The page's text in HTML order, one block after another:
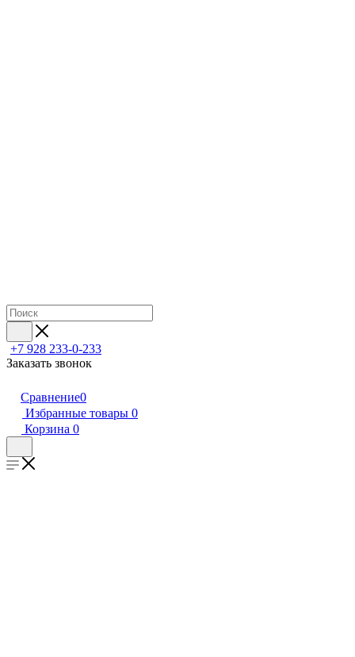
+7 928 233-0-233
Заказать звонок
Сравнение0
Избранные товары 0
Корзина 0